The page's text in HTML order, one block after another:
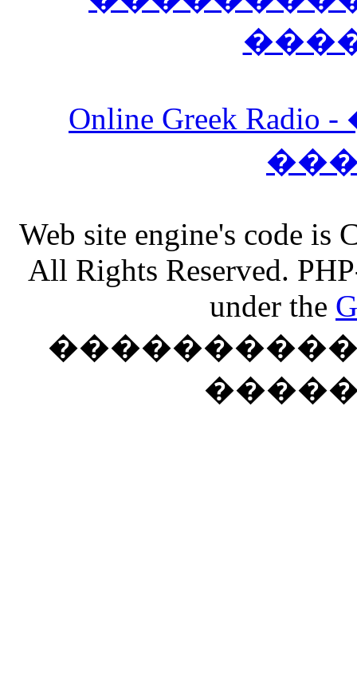
Online Greek
Web site engine's code
All Rights Reserved.
under the
����������